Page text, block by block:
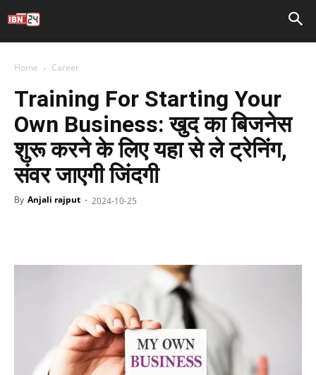
Home Career
Training For Starting Your
Own Business: खुद का बिजनेस
शुरू करने के लिए यहा से ले ट्रेनिंग,
संवर जाएगी जिंदगी
By Anjali rajput - 2024-10-25